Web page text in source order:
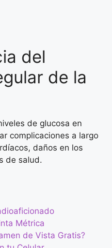
del
de la
de glucosa en
complicaciones a largo
daños en los
de salud.
Métrica
de Vista Gratis?